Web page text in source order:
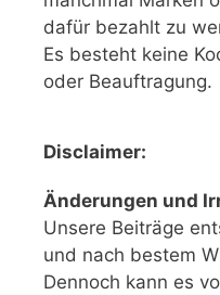
dafür bezahlt zu
Es besteht keine
oder Beauftragung.
Disclaimer:
Änderungen und
Unsere Beiträge
und nach bestem
Dennoch kann es